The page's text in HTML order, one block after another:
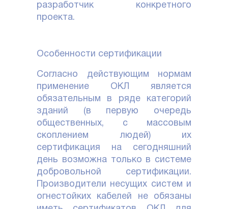
разработчик конкретного
проекта.
Особенности сертификации
Согласно действующим нормам
применение ОКЛ является
обязательным в ряде категорий
зданий (в первую очередь
общественных, с массовым
скоплением людей) их
сертификация на сегодняшний
день возможна только в системе
добровольной сертификации.
Производители несущих систем и
огнестойких кабелей не обязаны